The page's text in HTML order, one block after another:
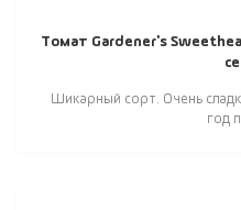
Томат Gardener's
Шикарный сорт. Очень
год